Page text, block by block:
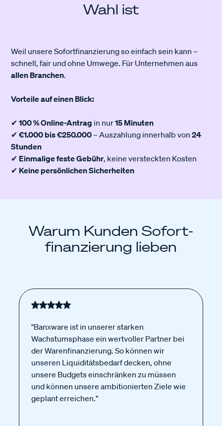
Wahl ist
Weil unsere Sofortfinanzierung so einfach sein kann –
schnell, fair und ohne Umwege. Für Unternehmen aus
allen Branchen.
Vorteile auf einen Blick:
✔100 % Online-Antrag in nur15 Minuten
✔€1.000 bis €250.000– Auszahlung innerhalb von24
Stunden
✔ Einmalige feste Gebühr, keine versteckten Kosten
✔ Keine persönlichen Sicherheiten
Warum Kunden Sofort­
finanzierung lieben
"Banxware ist in unserer starken
Wachstumsphase ein wertvoller Partner bei
der Warenfinanzierung. So können wir
unseren Liquiditätsbedarf decken, ohne
unsere Budgets einschränken zu müssen
und können unsere ambitionierten Ziele wie
geplant erreichen."